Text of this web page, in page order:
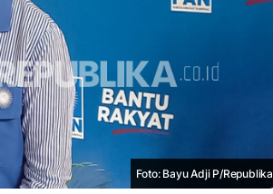
Foto: Bayu Adji P/Republika